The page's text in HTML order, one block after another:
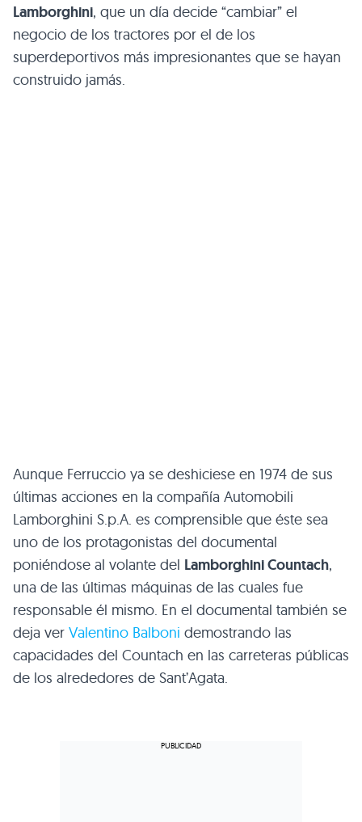
Lamborghini, que un día decide “cambiar” el
negocio de los tractores por el de los
superdeportivos más impresionantes que se hayan
construido jamás.
Aunque Ferruccio ya se deshiciese en 1974 de sus
últimas acciones en la compañía Automobili
Lamborghini S.p.A. es comprensible que éste sea
uno de los protagonistas del documental
poniéndose al volante del Lamborghini Countach,
una de las últimas máquinas de las cuales fue
responsable él mismo. En el documental también se
deja ver Valentino Balboni demostrando las
capacidades del Countach en las carreteras públicas
de los alrededores de Sant’Agata.